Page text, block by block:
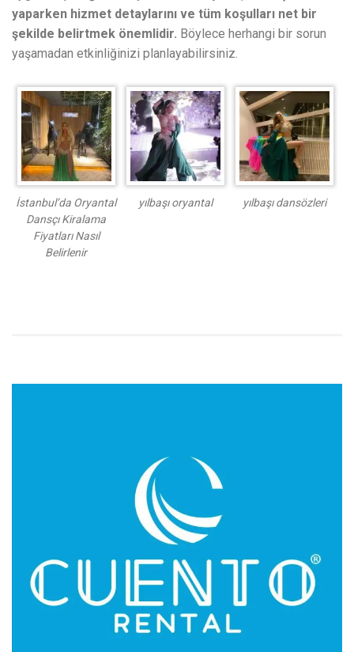
yaparken hizmet detaylarını ve tüm koşulları net bir
şekilde belirtmek önemlidir. Böylece herhangi bir sorun
yaşamadan etkinliğinizi planlayabilirsiniz.
İstanbul’da Oryantal
Dansçı Kiralama
Fiyatları Nasıl
Belirlenir
yılbaşı oryantal yılbaşı dansözleri